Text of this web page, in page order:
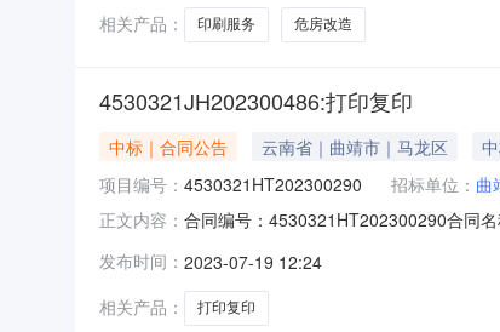
相关产品：
印刷服务 危房改造
4530321JH202300486:打印复印
中标｜合同公告 云南省｜曲靖市｜马龙区
项目编号： 4530321HT202300290 招标单位： 曲
正文内容： 合同编号：4530321HT202300290合同
家庄街道财政所供应商（乙方）：马龙
19代理机构：进口产品审核前公示：采购
发布时间： 2023-07-19 12:24
相关产品：
打印复印